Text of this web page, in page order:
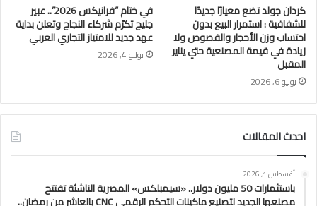
كردان جولد تضع معيارًا جديدًا
للشفافية : استمرار البيع بدون
احتساب وزن الأحجار والفصوص ولا
زيادة في قيمة المصنعية حتي يناير
المقبل
يوليو 6, 2026
في ختام “فرانيكس 2026”.. عبير
جليح تكرّم شركاء النجاح وتعلن بداية
عهد جديد للامتياز التجاري العربي
يوليو 4, 2026
احدث المقالات
أغسطس 1, 2026
باستثمارات 50 مليون دولار.. «سيمبلكس» المصرية الناشئة تفتتح
مصنعها الجديد لتصنيع ماكينات التحكم الرقمي CNC بالعاشر من رمضان..